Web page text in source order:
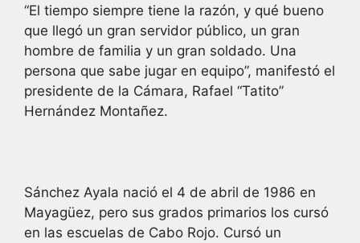
“El tiempo siempre tiene la razón, y qué bueno
que llegó un gran servidor público, un gran
hombre de familia y un gran soldado. Una
persona que sabe jugar en equipo”, manifestó el
presidente de la Cámara, Rafael “Tatito”
Hernández Montañez.
Sánchez Ayala nació el 4 de abril de 1986 en
Mayagüez, pero sus grados primarios los cursó
en las escuelas de Cabo Rojo. Cursó un